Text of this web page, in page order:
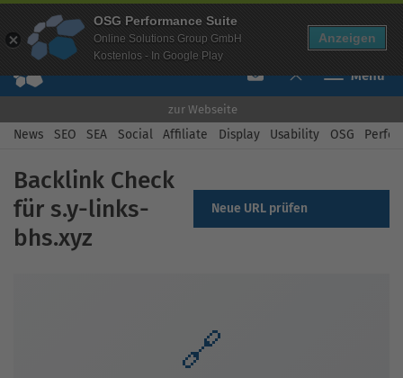
Free Checks Über uns Free Account
Toggle
zur Webseite
News SEO SEA Social Affiliate Display Usability OSG
Backlink Check
für s.y-links-
bhs.xyz
Neue URL prüfen
🔗
OSG Performance Suite
Online Solutions Group GmbH
Kostenlos - In Google Play
Anzeigen